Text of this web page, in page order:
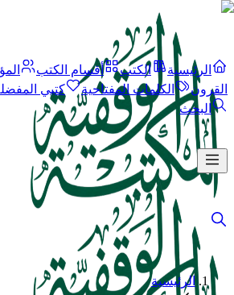
الرئيسية الكتب أقسام الكتب
القرون
الكلمات المفتاحية
كتبي
البحث
الرئيسية